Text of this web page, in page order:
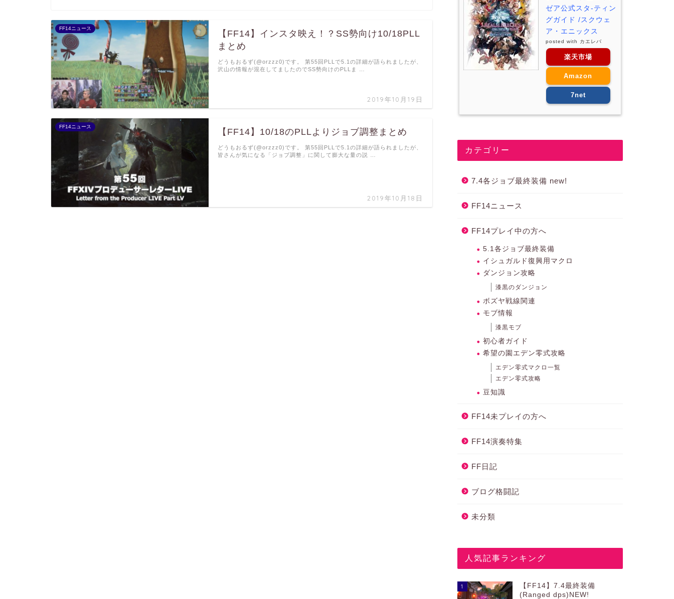
FF14ニュース
【FF14】インスタ映え！？SS勢向け10/18PLL
まとめ
2019年10月19日
どうもおるず(@orzzz0)です。 第55回PLLで5.1の詳細が語られましたが、
沢山の情報が混在してましたのでSS勢向けのPLLま …
FF14ニュース
【FF14】10/18のPLLよりジョブ調整まとめ
2019年10月18日
どうもおるず(@orzzz0)です。 第55回PLLで5.1の詳細が語られましたが、
皆さんが気になる「ジョブ調整」に関して膨大な量の説 …
ゼア公式スタ-ティン
グガイド /スクウェ
ア・エニックス
posted with カエレバ
楽天市場
Amazon
7net
カテゴリー
7.4各ジョブ最終装備 new!
FF14ニュース
FF14プレイ中の方へ
5.1各ジョブ最終装備
イシュガルド復興用マクロ
ダンジョン攻略
漆黒のダンジョン
ボズヤ戦線関連
モブ情報
漆黒モブ
初心者ガイド
希望の園エデン零式攻略
エデン零式マクロ一覧
エデン零式攻略
豆知識
FF14未プレイの方へ
FF14演奏特集
FF日記
ブログ格闘記
未分類
人気記事ランキング
1
【FF14】7.4最終装備
(Ranged dps)NEW!